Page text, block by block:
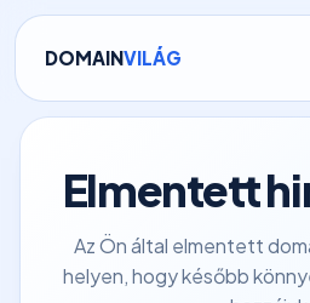
DOMAINVILÁG
Elmentett
Az Ön által elmentett
helyen, hogy később